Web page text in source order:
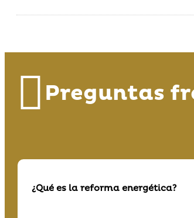
Preguntas
¿Qué es la reforma energética?